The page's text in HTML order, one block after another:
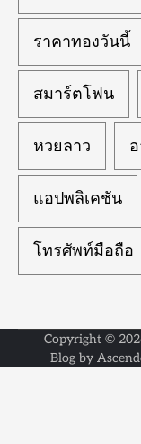
ราคาทองวันนี้
สมาร์ตโฟน
หวยลาว
แอปพลิเคชัน
โทรศัพท์มือถือ
Copyright ©
Blog by